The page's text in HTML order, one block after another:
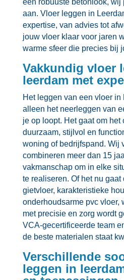
aan.​ Vloer leggen in
expertise, van advies tot
jouw vloer klaar voor jaren
warme sfeer die precies bij
Vakkundig vloer
leerdam met
Het leggen van een vloer in
alleen het neerleggen van
je op loopt.​ Het gaat om het
duurzaam, stijlvol en
woning of bedrijfspand.​ Wij
combineren meer dan 15
vakmanschap om in elke
te realiseren.​ Of het nu gaat
gietvloer, karakteristieke
onderhoudsarme pvc vloer,
met precisie en zorg wordt
VCA-gecertificeerde team
de beste materialen staat
Verschillende
leggen in